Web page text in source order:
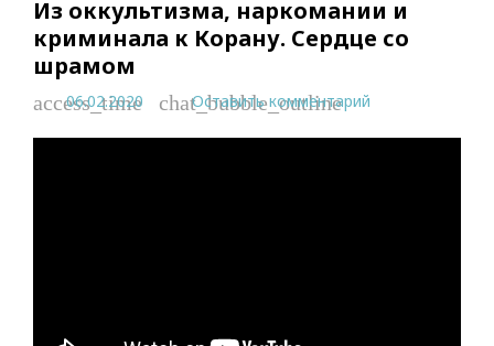
Из оккультизма, наркомании и
криминала к Корану. Сердце со
шрамом
access_time
06.02.2020 chat_bubble_outline
Оставить комментарий